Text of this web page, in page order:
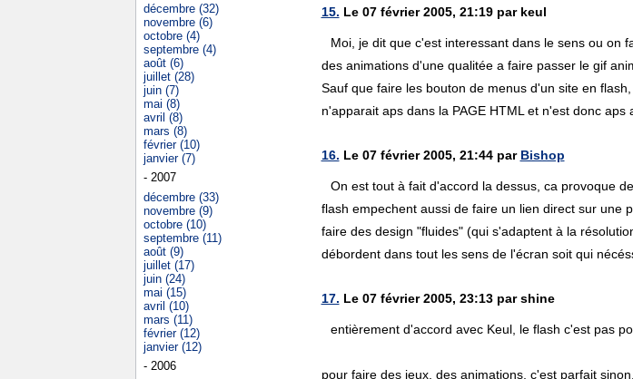
15. Le 07 février 2005, 21:19 par keul
Moi, je dit que c'est interessant dans le sens ou on
des animations d'une qualitée a faire passer le gif
Sauf que faire les bouton de menus d'un site en
n'apparait aps dans la PAGE HTML et n'est donc aps
16. Le 07 février 2005, 21:44 par Bishop
On est tout à fait d'accord la dessus, ca provoque
flash empechent aussi de faire un lien direct sur une
faire des design "fluides" (qui s'adaptent à la
débordent dans tout les sens de l'écran soit qui
17. Le 07 février 2005, 23:13 par shine
entièrement d'accord avec Keul, le flash c'est pas
pour faire des jeux, des animations, c'est parfait sinon.
décembre (32)
novembre (6)
octobre (4)
septembre (4)
août (6)
juillet (28)
juin (7)
mai (8)
avril (8)
mars (8)
février (10)
janvier (7)
- 2007
décembre (33)
novembre (9)
octobre (10)
septembre (11)
août (9)
juillet (17)
juin (24)
mai (15)
avril (10)
mars (11)
février (12)
janvier (12)
- 2006